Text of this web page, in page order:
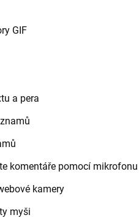
GIF
a pera
komentáře pomocí mikrofonu
kamery
myši